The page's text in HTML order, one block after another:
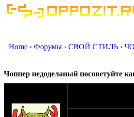
Home › Форумы › СВОЙ СТИЛЬ ›
Чоппер недоделаный посоветуйте